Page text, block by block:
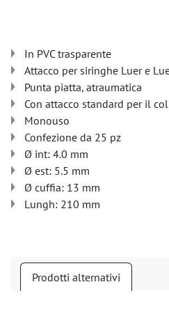
In PVC trasparente
Attacco per siringhe Luer e
Punta piatta, atraumatica
Con attacco standard per il
Monouso
Confezione da 25 pz
Ø int: 4.0 mm
Ø est: 5.5 mm
Ø cuffia: 13 mm
Lungh: 210 mm
Prodotti alternativi